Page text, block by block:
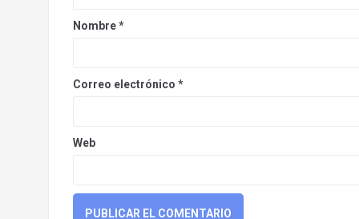
Nombre*
Correo electrónico *
Web